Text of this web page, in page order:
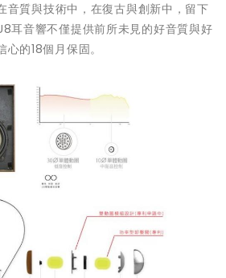
質與技術中，在復古與創新中，留下
耳音響不僅提供前所未見的好音質與好
的18個月保固。